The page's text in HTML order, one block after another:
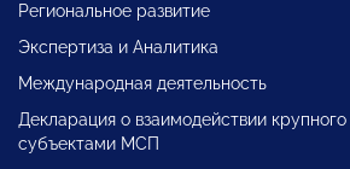
Региональное развитие
Экспертиза и Аналитика
Международная деятельность
Декларация о взаимодействии
субъектами МСП